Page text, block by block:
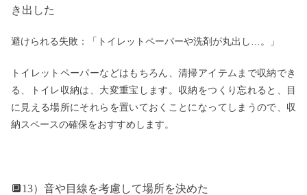
き出した
避けられる失敗：「トイレットペーパーや洗剤が丸出し…。」
トイレットペーパーなどはもちろん、清掃アイテムまで収納でき
る、トイレ収納は、大変重宝します。収納をつくり忘れると、目
に見える場所にそれらを置いておくことになってしまうので、収
納スペースの確保をおすすめします。
🔲13）音や目線を考慮して場所を決めた